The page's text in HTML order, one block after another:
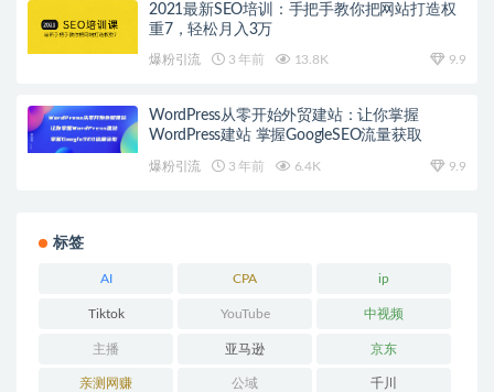
2021最新SEO培训：手把手教你把网站打造权
重7，轻松月入3万
爆粉引流 3 年前 13.8K 9.9
WordPress从零开始外贸建站：让你掌握
WordPress建站 掌握GoogleSEO流量获取
爆粉引流 3 年前 6.4K 9.9
标签
AI CPA ip
Tiktok YouTube 中视频
主播 亚马逊 京东
亲测网赚 公域 千川